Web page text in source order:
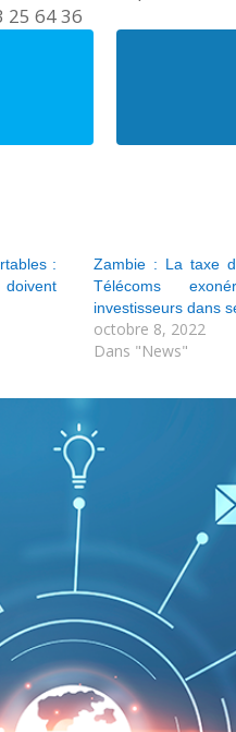
25 64 36
:
Zambie : La taxe
Télécoms
investisseurs dans
octobre 8, 2022
Dans "News"